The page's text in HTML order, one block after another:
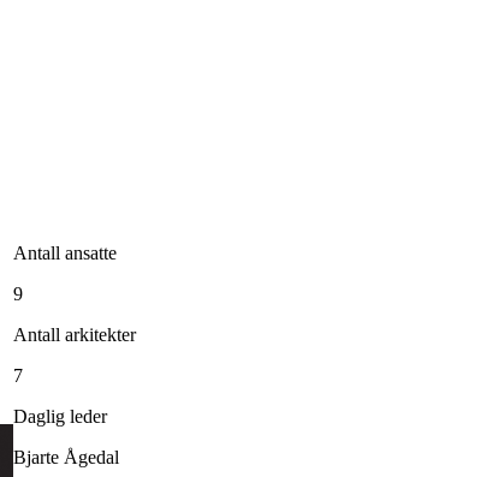
Antall ansatte
9
Antall arkitekter
7
Daglig leder
Bjarte Ågedal